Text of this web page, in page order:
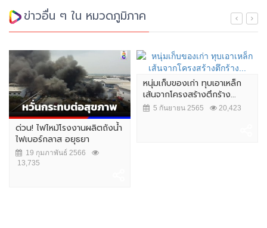
ข่าวอื่น ๆ ใน หมวดภูมิภาค
ด่วน! ไฟไหม้โรงงานผลิตถังน้ำ
ไฟเบอร์กลาส อยุธยา
19 กุมภาพันธ์ 2566
13,735
หนุ่มเก็บของเก่า ทุบเอาเหล็ก
เส้นจากโครงสร้างตึกร้าง...
5 กันยายน 2565 20,423